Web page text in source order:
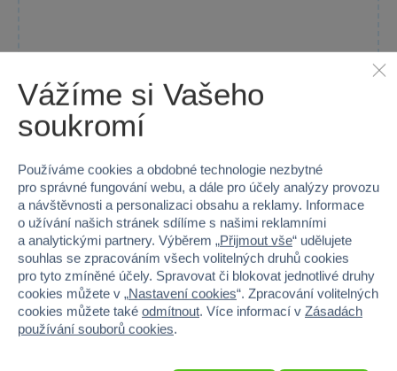
Mochtoys - Houpačka Baby - 2 barvy
Plastová houpačka pro malé děti zajišťuje bezpečné hraní a...
Skladem prodejny
599 Kč Do košíku
−63 %
Vážíme si Vašeho
soukromí
Používáme cookies a obdobné technologie nezbytné
pro správné fungování webu, a dále pro účely analýzy provozu
a návštěvnosti a personalizaci obsahu a reklamy. Informace
o užívání našich stránek sdílíme s našimi reklamními
a analytickými partnery. Výběrem „Přijmout vše“ udělujete
souhlas se zpracováním všech volitelných druhů cookies
pro tyto zmíněné účely. Spravovat či blokovat jednotlivé druhy
cookies můžete v „Nastavení cookies“. Zpracování volitelných
cookies můžete také odmítnout. Více informací v Zásadách
používání souborů cookies.